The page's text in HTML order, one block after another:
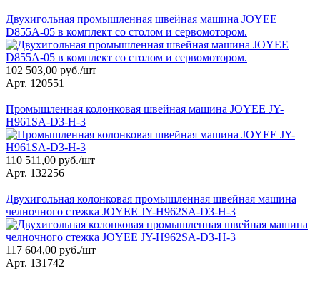
Двухигольная промышленная швейная машина JOYEE
D855A-05 в комплект со столом и сервомотором.
102 503,00 руб./шт
Арт. 120551
Промышленная колонковая швейная машина JOYEE JY-
H961SA-D3-H-3
110 511,00 руб./шт
Арт. 132256
Двухигольная колонковая промышленная швейная машина
челночного стежка JOYEE JY-H962SA-D3-H-3
117 604,00 руб./шт
Арт. 131742